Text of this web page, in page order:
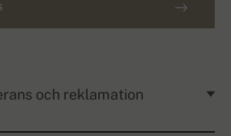
och reklamation